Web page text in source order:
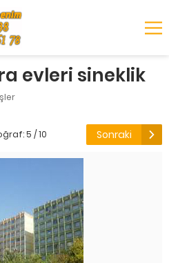
evleri sineklik
5 / 10 Sonraki